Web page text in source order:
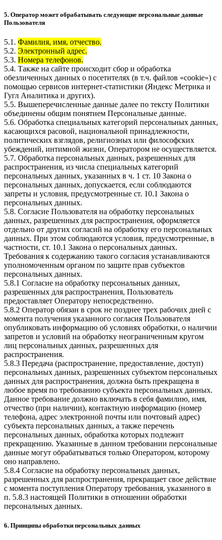
5. Оператор может обрабатывать следующие персональные данные
Пользователя
5.1. Фамилия, имя, отчество.
5.2. Электронный адрес.
5.3. Номера телефонов.
5.4. Также на сайте происходит сбор и обработка
обезличенных данных о посетителях (в т.ч. файлов «cookie») с
помощью сервисов интернет-статистики (Яндекс Метрика и
Гугл Аналитика и других).
5.5. Вышеперечисленные данные далее по тексту Политики
объединены общим понятием Персональные данные.
5.6. Обработка специальных категорий персональных данных,
касающихся расовой, национальной принадлежности,
политических взглядов, религиозных или философских
убеждений, интимной жизни, Оператором не осуществляется.
5.7. Обработка персональных данных, разрешенных для
распространения, из числа специальных категорий
персональных данных, указанных в ч. 1 ст. 10 Закона о
персональных данных, допускается, если соблюдаются
запреты и условия, предусмотренные ст. 10.1 Закона о
персональных данных.
5.8. Согласие Пользователя на обработку персональных
данных, разрешенных для распространения, оформляется
отдельно от других согласий на обработку его персональных
данных. При этом соблюдаются условия, предусмотренные, в
частности, ст. 10.1 Закона о персональных данных.
Требования к содержанию такого согласия устанавливаются
уполномоченным органом по защите прав субъектов
персональных данных.
5.8.1 Согласие на обработку персональных данных,
разрешенных для распространения, Пользователь
предоставляет Оператору непосредственно.
5.8.2 Оператор обязан в срок не позднее трех рабочих дней с
момента получения указанного согласия Пользователя
опубликовать информацию об условиях обработки, о наличии
запретов и условий на обработку неограниченным кругом
лиц персональных данных, разрешенных для
распространения.
5.8.3 Передача (распространение, предоставление, доступ)
персональных данных, разрешенных субъектом персональных
данных для распространения, должна быть прекращена в
любое время по требованию субъекта персональных данных.
Данное требование должно включать в себя фамилию, имя,
отчество (при наличии), контактную информацию (номер
телефона, адрес электронной почты или почтовый адрес)
субъекта персональных данных, а также перечень
персональных данных, обработка которых подлежит
прекращению. Указанные в данном требовании персональные
данные могут обрабатываться только Оператором, которому
оно направлено.
5.8.4 Согласие на обработку персональных данных,
разрешенных для распространения, прекращает свое действие
с момента поступления Оператору требования, указанного в
п. 5.8.3 настоящей Политики в отношении обработки
персональных данных.
6. Принципы обработки персональных данных